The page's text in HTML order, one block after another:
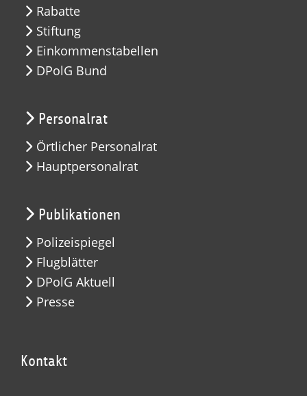
Rabatte
Stiftung
Einkommenstabellen
DPolG Bund
Personalrat
Örtlicher Personalrat
Hauptpersonalrat
Publikationen
Polizeispiegel
Flugblätter
DPolG Aktuell
Presse
Kontakt